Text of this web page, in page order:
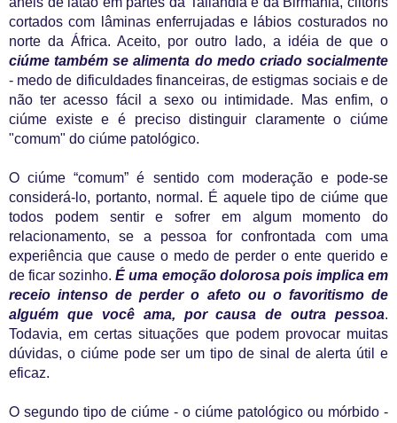
cortados com lâminas enferrujadas e lábios costurados no
norte da África. Aceito, por outro lado, a idéia de que o
ciúme também se alimenta do medo criado socialmente
- medo de dificuldades financeiras, de estigmas sociais e de
não ter acesso fácil a sexo ou intimidade. Mas enfim, o
ciúme existe e é preciso distinguir claramente o ciúme
"comum" do ciúme patológico.
O ciúme “comum” é sentido com moderação e pode-se
considerá-lo, portanto, normal. É aquele tipo de ciúme que
todos podem sentir e sofrer em algum momento do
relacionamento, se a pessoa for confrontada com uma
experiência que cause o medo de perder o ente querido e
de ficar sozinho.É uma emoção dolorosa pois implica em
receio intenso de perder o afeto ou o favoritismo de
alguém que você ama, por causa de outra pessoa.
Todavia, em certas situações que podem provocar muitas
dúvidas, o ciúme pode ser um tipo de sinal de alerta útil e
eficaz.
O segundo tipo de ciúme - o ciúme patológico ou mórbido -